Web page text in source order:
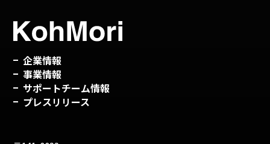
企業情報
事業情報
サポートチーム情報
プレスリリース